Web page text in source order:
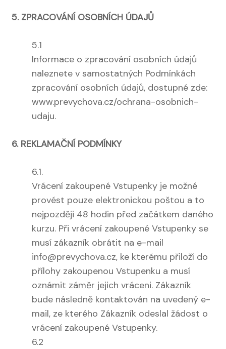
5. ZPRACOVÁNÍ OSOBNÍCH ÚDAJŮ
5.1
Informace o zpracování osobních údajů
naleznete v samostatných Podmínkách
zpracování osobních údajů, dostupné zde:
www.prevychova.cz/ochrana-osobnich-
udaju.
6. REKLAMAČNÍ PODMÍNKY
6.1.
Vrácení zakoupené Vstupenky je možné
provést pouze elektronickou poštou a to
nejpozději 48 hodin před začátkem daného
kurzu. Při vrácení zakoupené Vstupenky se
musí zákazník obrátit na e-mail
info@prevychova.cz, ke kterému přiloží do
přílohy zakoupenou Vstupenku a musí
oznámit záměr jejich vráceni. Zákazník
bude následně kontaktován na uvedený e-
mail, ze kterého Zákazník odeslal žádost o
vrácení zakoupené Vstupenky.
6.2